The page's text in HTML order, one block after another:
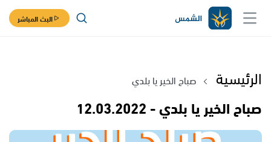
البث المباشر
الرئيسية صباح الخير يا بلدي
صباح الخير يا بلدي - 12.03.2022